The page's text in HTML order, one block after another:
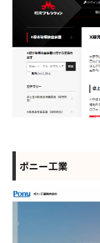
ポニー工業